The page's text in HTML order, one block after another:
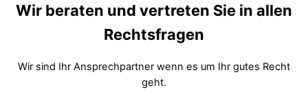
Wir beraten und vertreten Sie in allen
Rechtsfragen
Wir sind Ihr Ansprechpartner wenn es um Ihr gutes Recht
geht.